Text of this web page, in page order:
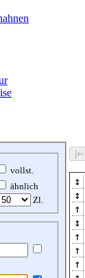
vollst.
ähnlich
Zl.
↕
↕
↑
↕
↑
↑
↑